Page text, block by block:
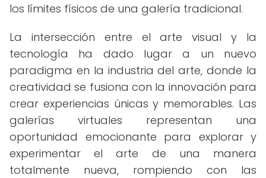
los límites físicos de una galería tradicional.
La intersección entre el arte visual y la
tecnología ha dado lugar a un nuevo
paradigma en la industria del arte, donde la
creatividad se fusiona con la innovación para
crear experiencias únicas y memorables. Las
galerías virtuales representan una
oportunidad emocionante para explorar y
experimentar el arte de una manera
totalmente nueva, rompiendo con las